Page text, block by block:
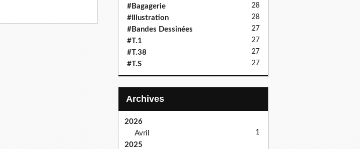
#Bagagerie 28
#Illustration 28
#Bandes Dessinées 27
#T.1 27
#T.38 27
#T.S 27
Archives
2026
Avril
1
2025